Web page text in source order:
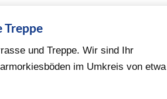
Treppe
und Treppe. Wir sind Ihr
im Umkreis von etwa